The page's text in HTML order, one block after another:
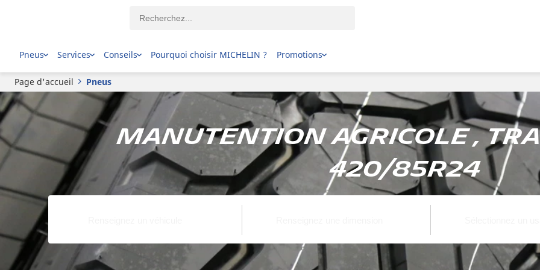
Pneus Services Conseils Pourquoi choisir MICHELIN ? Promotions
Page d'accueil Pneus
Manutention Agricole ,
420/85R24